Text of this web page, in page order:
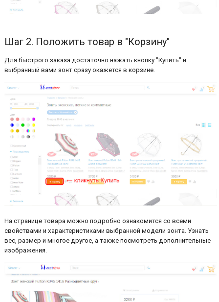
Шаг 2. Положить товар в "Корзину"
Для быстрого заказа достаточно нажать кнопку "Купить" и
выбранный вами зонт сразу окажется в корзине.
На странице товара можно подробно ознакомится со всеми
свойствами и характеристиками выбранной модели зонта. Узнать
вес, размер и многое другое, а также посмотреть дополнительные
изображения.